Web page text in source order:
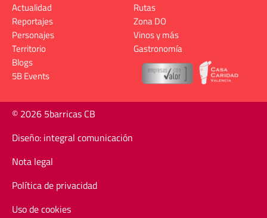
Actualidad
Reportajes
Personajes
Territorio
Rutas
Zona DO
Vinos y más
Gastronomía
Blogs
5B Events
© 2026 5barricas CB
Diseño: integral comunicación
Nota legal
Política de privacidad
Uso de cookies